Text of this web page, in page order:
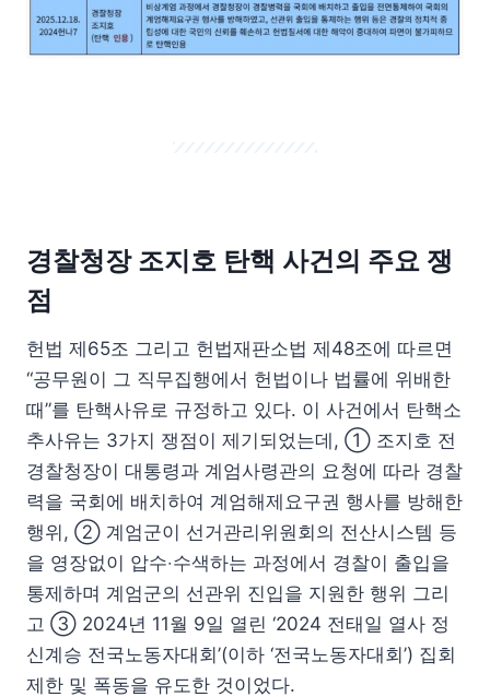
경찰청장 조지호 탄핵 사건의 주요 쟁
점
헌법 제65조 그리고 헌법재판소법 제48조에 따르면
“공무원이 그 직무집행에서 헌법이나 법률에 위배한
때”를 탄핵사유로 규정하고 있다. 이 사건에서 탄핵소
추사유는 3가지 쟁점이 제기되었는데, ① 조지호 전
경찰청장이 대통령과 계엄사령관의 요청에 따라 경찰
력을 국회에 배치하여 계엄해제요구권 행사를 방해한
행위, ② 계엄군이 선거관리위원회의 전산시스템 등
을 영장없이 압수‧수색하는 과정에서 경찰이 출입을
통제하며 계엄군의 선관위 진입을 지원한 행위 그리
고 ③ 2024년 11월 9일 열린 ‘2024 전태일 열사 정
신계승 전국노동자대회’(이하 ‘전국노동자대회’) 집회
제한 및 폭동을 유도한 것이었다.